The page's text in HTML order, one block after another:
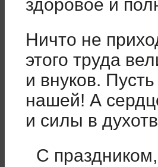
здоровое и
Ничто не
этого труда
и внуков.
нашей! А
и силы в
С